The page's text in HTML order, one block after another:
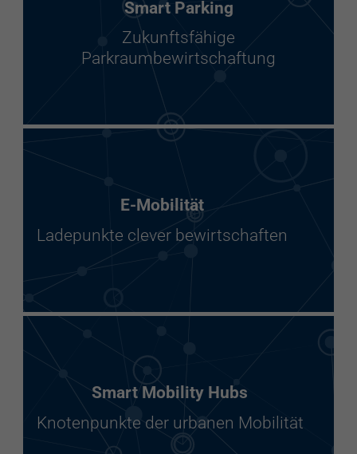
Smart Parking
Zukunftsfähige
Parkraumbewirtschaftung
E-Mobilität
Ladepunkte clever bewirtschaften
Smart Mobility Hubs
Knotenpunkte der urbanen Mobilität